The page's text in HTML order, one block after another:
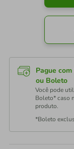
Pague
ou Boleto
Você pode
Boleto* caso
produto.
*Boleto